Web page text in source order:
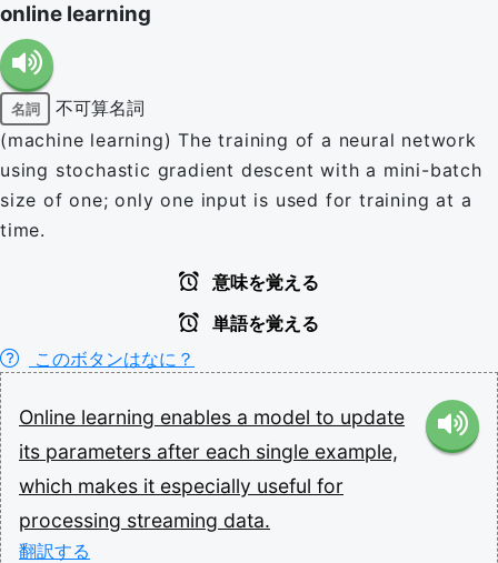
online learning
名詞
不可算名詞
(machine learning) The training of a neural network
using stochastic gradient descent with a mini-batch
size of one; only one input is used for training at a
time.
意味を覚える
単語を覚える
このボタンはなに？
Online learning enables a model to update
its parameters after each single example,
which makes it especially useful for
processing streaming data.
翻訳する